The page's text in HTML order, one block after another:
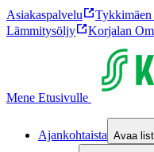
Asiakaspalvelu
Lämmitysöljy
Korjalan
Mene Etusivulle
Ajankohtaista Avaa